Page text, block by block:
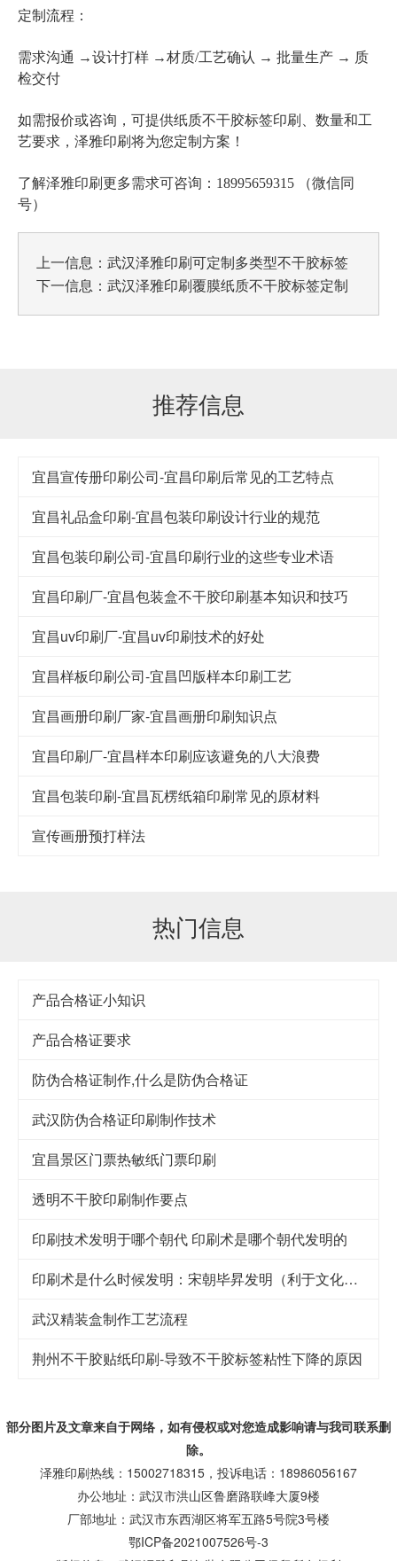
定制流程：
需求沟通 →设计打样 →材质/工艺确认 → 批量生产 → 质
检交付
如需报价或咨询，可提供纸质不干胶标签印刷 、数量和工
艺要求，泽雅印刷将为您定制方案！
了解泽雅印刷更多需求可咨询：18995659315 （微信同
号）
上一信息： 武汉泽雅印刷可定制多类型不干胶标签
下一信息： 武汉泽雅印刷覆膜纸质不干胶标签定制
推荐信息
宜昌宣传册印刷公司-宜昌印刷后常见的工艺特点
宜昌礼品盒印刷-宜昌包装印刷设计行业的规范
宜昌包装印刷公司-宜昌印刷行业的这些专业术语
宜昌印刷厂-宜昌包装盒不干胶印刷基本知识和技巧
宜昌uv印刷厂-宜昌uv印刷技术的好处
宜昌样板印刷公司-宜昌凹版样本印刷工艺
宜昌画册印刷厂家-宜昌画册印刷知识点
宜昌印刷厂-宜昌样本印刷应该避免的八大浪费
宜昌包装印刷-宜昌瓦楞纸箱印刷常见的原材料
宣传画册预打样法
热门信息
产品合格证小知识
产品合格证要求
防伪合格证制作,什么是防伪合格证
武汉防伪合格证印刷制作技术
宜昌景区门票热敏纸门票印刷
透明不干胶印刷制作要点
印刷技术发明于哪个朝代 印刷术是哪个朝代发明的
印刷术是什么时候发明：宋朝毕昇发明（利于文化传承）
武汉精装盒制作工艺流程
荆州不干胶贴纸印刷-导致不干胶标签粘性下降的原因
部分图片及文章来自于网络，如有侵权或对您造成影响请与我司联系删
除。
泽雅印刷热线：15002718315，投诉电话：18986056167
办公地址：武汉市洪山区鲁磨路联峰大厦9楼
厂部地址：武汉市东西湖区将军五路5号院3号楼
鄂ICP备2021007526号-3